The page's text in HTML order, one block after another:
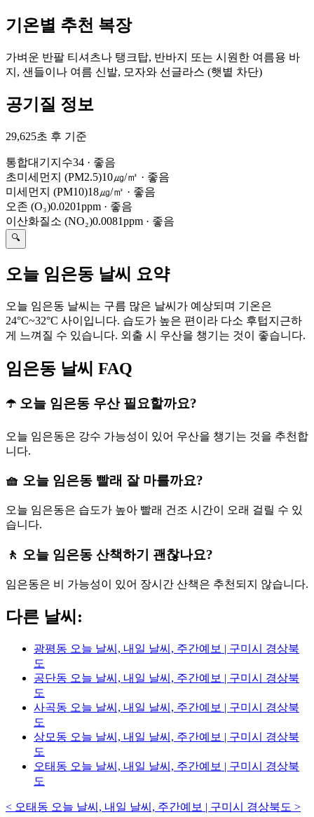
기온별 추천 복장
가벼운 반팔 티셔츠나 탱크탑, 반바지 또는 시원한 여름용 바
지, 샌들이나 여름 신발, 모자와 선글라스 (햇볕 차단)
공기질 정보
29,625초 후 기준
통합대기지수34 · 좋음
초미세먼지 (PM2.5)10㎍/㎥ · 좋음
미세먼지 (PM10)18㎍/㎥ · 좋음
오존 (O₃)0.0201ppm · 좋음
이산화질소 (NO₂)0.0081ppm · 좋음
🔍
오늘 임은동 날씨 요약
오늘 임은동 날씨는 구름 많은 날씨가 예상되며 기온은
24°C~32°C 사이입니다. 습도가 높은 편이라 다소 후텁지근하
게 느껴질 수 있습니다. 외출 시 우산을 챙기는 것이 좋습니다.
임은동 날씨 FAQ
☂️ 오늘 임은동 우산 필요할까요?
오늘 임은동은 강수 가능성이 있어 우산을 챙기는 것을 추천합
니다.
🧺 오늘 임은동 빨래 잘 마를까요?
오늘 임은동은 습도가 높아 빨래 건조 시간이 오래 걸릴 수 있
습니다.
🚶 오늘 임은동 산책하기 괜찮나요?
임은동은 비 가능성이 있어 장시간 산책은 추천되지 않습니다.
다른 날씨:
광평동 오늘 날씨, 내일 날씨, 주간예보 | 구미시 경상북
도
공단동 오늘 날씨, 내일 날씨, 주간예보 | 구미시 경상북
도
사곡동 오늘 날씨, 내일 날씨, 주간예보 | 구미시 경상북
도
상모동 오늘 날씨, 내일 날씨, 주간예보 | 구미시 경상북
도
오태동 오늘 날씨, 내일 날씨, 주간예보 | 구미시 경상북
도
< 오태동 오늘 날씨, 내일 날씨, 주간예보 | 구미시 경상북도 >